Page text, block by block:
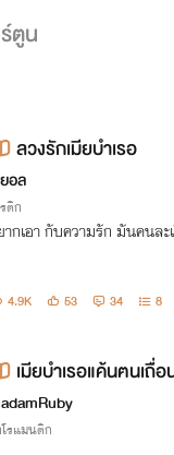
ตูน
ลวงรักเมียบำเรอ
อล
ติก
กเอา กับความรัก มันคนละ
4.9K 53 34 8
เมียบำเรอแค้นฅนเถื่
รแมนติก